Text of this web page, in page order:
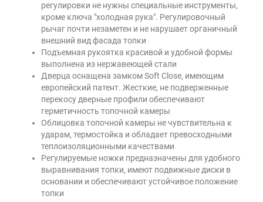
регулировки не нужны специальные инструменты,
кроме ключа "холодная рука". Регулировочный
рычаг почти незаметен и не нарушает органичный
внешний вид фасада топки
Подъемная рукоятка красивой и удобной формы
выполнена из нержавеющей стали
Дверца оснащена замком Soft Close, имеющим
европейский патент. Жесткие, не подверженные
перекосу дверные профили обеспечивают
герметичность топочной камеры
Облицовка топочной камеры не чувствительна к
ударам, термостойка и обладает превосходными
теплоизоляционными качествами
Регулируемые ножки предназначены для удобного
выравнивания топки, имеют подвижные диски в
основании и обеспечивают устойчивое положение
топки